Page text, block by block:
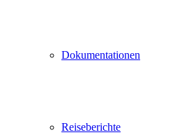
Dokumentationen
Reiseberichte